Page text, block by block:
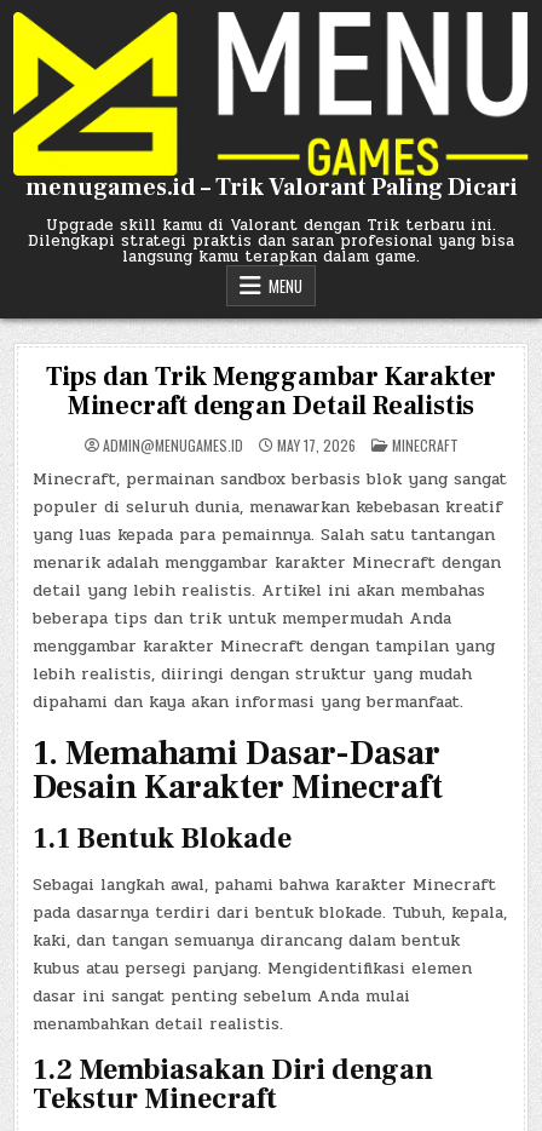
Skip
content
menugames.id – Trik Valorant Paling Dicari
Upgrade skill kamu di Valorant dengan Trik terbaru ini.
Dilengkapi strategi praktis dan saran profesional yang bisa
langsung kamu terapkan dalam game.
MENU
Tips dan Trik Menggambar Karakter
Minecraft dengan Detail Realistis
ADMIN@MENUGAMES.ID MAY 17, 2026 POSTED
IN
MINECRAFT
Minecraft, permainan sandbox berbasis blok yang sangat
populer di seluruh dunia, menawarkan kebebasan kreatif
yang luas kepada para pemainnya. Salah satu tantangan
menarik adalah menggambar karakter Minecraft dengan
detail yang lebih realistis. Artikel ini akan membahas
beberapa tips dan trik untuk mempermudah Anda
menggambar karakter Minecraft dengan tampilan yang
lebih realistis, diiringi dengan struktur yang mudah
dipahami dan kaya akan informasi yang bermanfaat.
1. Memahami Dasar-Dasar
Desain Karakter Minecraft
1.1 Bentuk Blokade
Sebagai langkah awal, pahami bahwa karakter Minecraft
pada dasarnya terdiri dari bentuk blokade. Tubuh, kepala,
kaki, dan tangan semuanya dirancang dalam bentuk
kubus atau persegi panjang. Mengidentifikasi elemen
dasar ini sangat penting sebelum Anda mulai
menambahkan detail realistis.
1.2 Membiasakan Diri dengan
Tekstur Minecraft